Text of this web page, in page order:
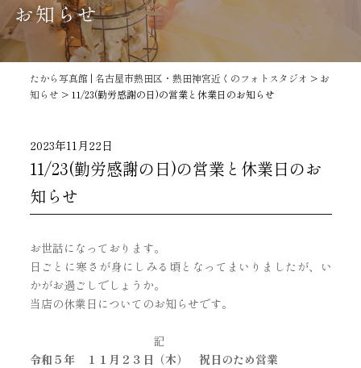
お知らせ
たから写真館 | 名古屋市熱田区・熱田神宮近くのフォトスタジオ > お
知らせ > 11/23(勤労感謝の日)の営業と休業日のお知らせ
2023年11月22日
11/23(勤労感謝の日)の営業と休業日のお
知らせ
お世話になっております。
日ごとに寒さが身にしみる頃となってまいりましたが、い
かがお過ごしでしょうか。
当店の休業日についてのお知らせです。
記
令和５年 １１月２３日（木） 祝日のため営業